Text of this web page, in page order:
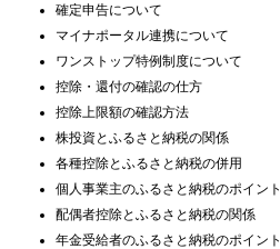
確定申告について
マイナポータル連携について
ワンストップ特例制度について
控除・還付の確認の仕方
控除上限額の確認方法
株投資とふるさと納税の関係
各種控除とふるさと納税の併用
個人事業主のふるさと納税のポイント
配偶者控除とふるさと納税の関係
年金受給者のふるさと納税のポイント